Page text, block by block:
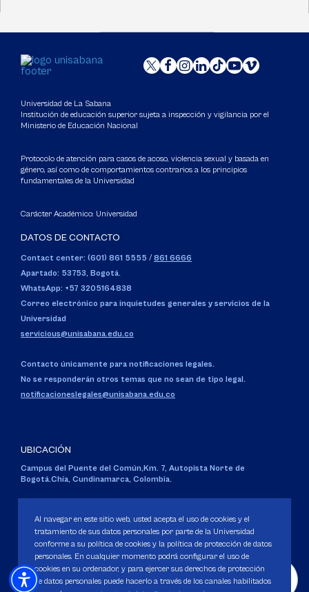
Universidad de La Sabana
Institución de educación superior sujeta a inspección y vigilancia por el
Ministerio de Educación Nacional
Protocolo de atención para casos de acoso, violencia sexual y basada en
género, así como de comportamientos contrarios a los principios
fundamentales de la Universidad
Carácter Académico: Universidad
DATOS DE CONTACTO
Contact center: (601) 861 5555 / 861 6666
Apartado: 53753, Bogotá.
WhatsApp: +57 3205164838
Correo electrónico para inquietudes generales y servicios de la
Universidad
servicious@unisabana.edu.co
Contacto únicamente para notificaciones legales.
No se responderán otros temas que no sean de tipo legal.
notificacioneslegales@unisabana.edu.co
UBICACIÓN
Campus del Puente del Común,Km. 7, Autopista Norte de
Bogotá.Chía, Cundinamarca, Colombia.
Personería Jurídica:Resolución 130 del 14 de enero de 1980.
Ministerio de Educación Nacional.
Al navegar en este sitio web, usted acepta el uso de cookies y el
tratamiento de sus datos personales por parte de la Universidad
conforme a su política de cookies y la política de protección de datos
personales. En cualquier momento podrá configurar el uso de
cookies en su ordenador, y para ejercer sus derechos de protección
de datos personales puede hacerlo a través de los canales habilitados